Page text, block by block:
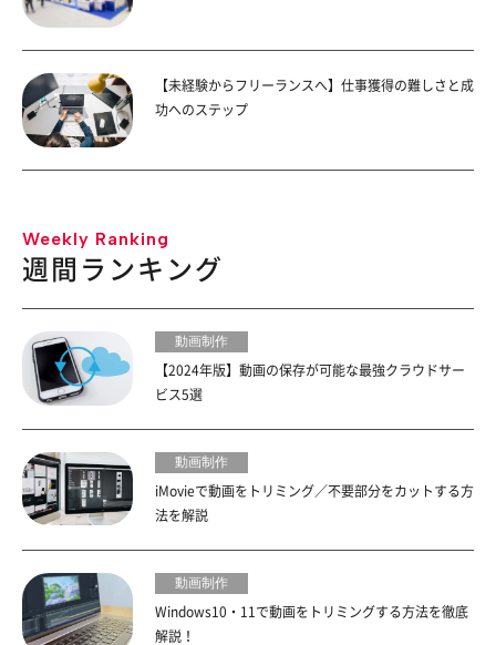
【未経験からフリーランスへ】仕事獲得の難しさと成
功へのステップ
Weekly Ranking
週間ランキング
動画制作
【2024年版】動画の保存が可能な最強クラウドサー
ビス5選
動画制作
iMovieで動画をトリミング／不要部分をカットする方
法を解説
動画制作
Windows10・11で動画をトリミングする方法を徹底
解説！